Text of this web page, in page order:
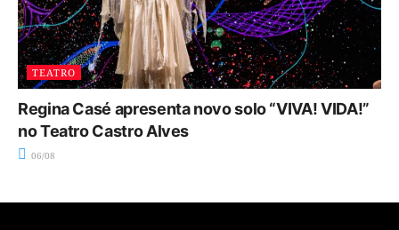
TEATRO
Regina Casé apresenta novo solo “VIVA! VIDA!”
no Teatro Castro Alves
06/08